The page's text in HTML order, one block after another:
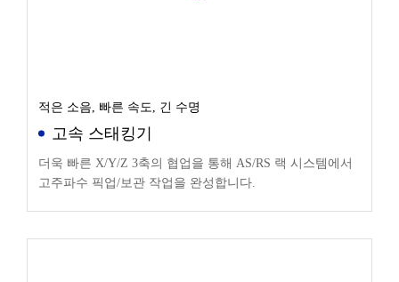
적은 소음, 빠른 속도, 긴 수명
고속 스태킹기
더욱 빠른 X/Y/Z 3축의 협업을 통해 AS/RS 랙 시스템에서
고주파수 픽업/보관 작업을 완성합니다.